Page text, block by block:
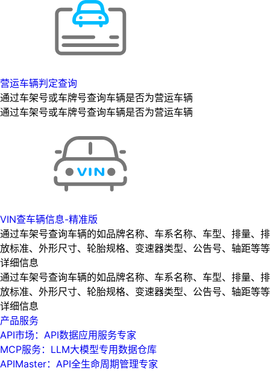
营运车辆判定查询
通过车架号或车牌号查询车辆是否为营运车辆
通过车架号或车牌号查询车辆是否为营运车辆
VIN查车辆信息-精准版
通过车架号查询车辆的如品牌名称、车系名称、车型、排量、排
放标准、外形尺寸、轮胎规格、变速器类型、公告号、轴距等等
详细信息
通过车架号查询车辆的如品牌名称、车系名称、车型、排量、排
放标准、外形尺寸、轮胎规格、变速器类型、公告号、轴距等等
详细信息
产品服务
API市场：API数据应用服务专家
MCP服务：LLM大模型专用数据仓库
APIMaster：API全生命周期管理专家